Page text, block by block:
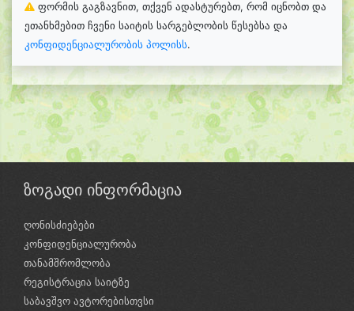
ფორმის გაგზავნით, თქვენ ადასტურებთ, რომ იცნობთ და
ეთანხმებით ჩვენი საიტის სარგებლობის წესებსა და
კონფიდენციალურობის პოლისს.
ზოგადი ინფორმაცია
ღონისძიებები
კონფიდენციალურობა
თანამშრომლობა
რეგისტრაცია საიტზე
საბავშვო ავტორებისთვსი